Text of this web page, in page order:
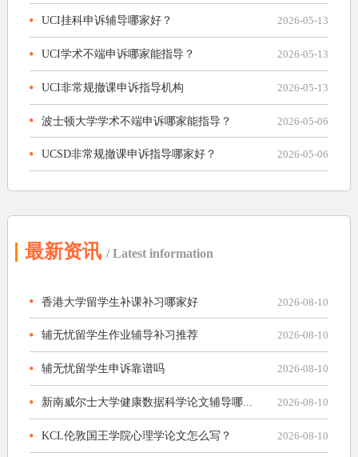
UCI挂科申诉辅导哪家好？ 2026-05-13
UCI学术不端申诉哪家能指导？ 2026-05-13
UCI非常规撤课申诉指导机构 2026-05-13
波士顿大学学术不端申诉哪家能指导？ 2026-05-06
UCSD非常规撤课申诉指导哪家好？ 2026-05-06
最新资讯 / Latest information
香港大学留学生补课补习哪家好 2026-08-10
辅无忧留学生作业辅导补习推荐 2026-08-10
辅无忧留学生申诉靠谱吗 2026-08-10
新南威尔士大学健康数据科学论文辅导哪... 2026-08-10
KCL伦敦国王学院心理学论文怎么写？ 2026-08-10